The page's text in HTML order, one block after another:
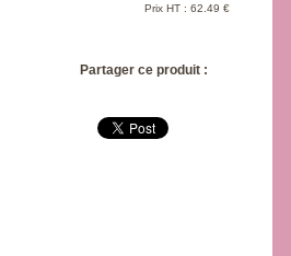
Prix HT : 62.49 €
Partager ce produit :